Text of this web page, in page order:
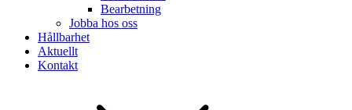
Bearbetning
Jobba hos oss
Hållbarhet
Aktuellt
Kontakt